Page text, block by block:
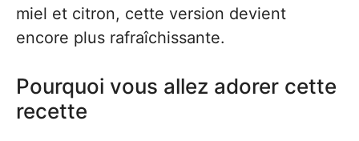
miel et citron, cette version devient
encore plus rafraîchissante.
Pourquoi vous allez adorer cette
recette